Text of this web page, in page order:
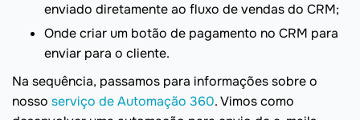
enviado diretamente ao fluxo de vendas do CRM;
Onde criar um botão de pagamento no CRM para
enviar para o cliente.
Na sequência, passamos para informações sobre o
nosso serviço de Automação 360. Vimos como